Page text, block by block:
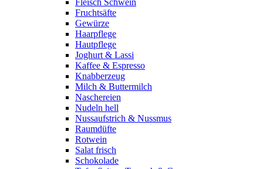
Fleisch Schwein
Fruchtsäfte
Gewürze
Haarpflege
Hautpflege
Joghurt & Lassi
Kaffee & Espresso
Knabberzeug
Milch & Buttermilch
Naschereien
Nudeln hell
Nussaufstrich & Nussmus
Raumdüfte
Rotwein
Salat frisch
Schokolade